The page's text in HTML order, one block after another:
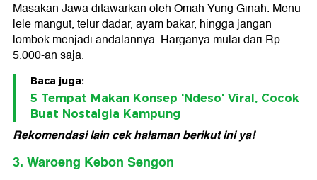
Masakan Jawa ditawarkan oleh Omah Yung Ginah. Menu
lele mangut, telur dadar, ayam bakar, hingga jangan
lombok menjadi andalannya. Harganya mulai dari Rp
5.000-an saja.
Baca juga:
5 Tempat Makan Konsep 'Ndeso' Viral, Cocok
Buat Nostalgia Kampung
Rekomendasi lain cek halaman berikut ini ya!
3. Waroeng Kebon Sengon